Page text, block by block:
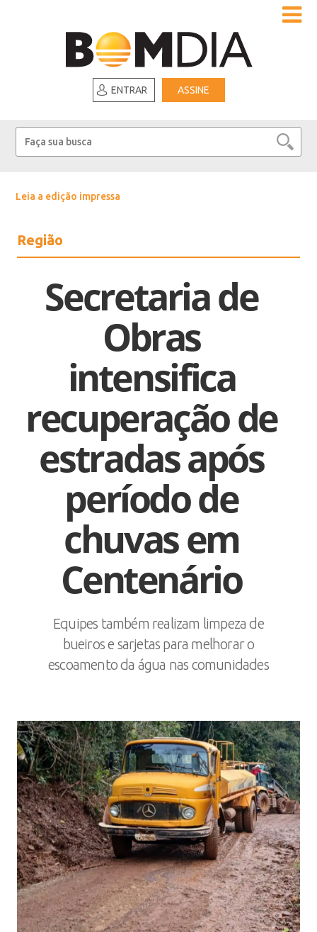
ENTRAR ASSINE
Leia a edição impressa
Região
Secretaria de
Obras
intensifica
recuperação de
estradas após
período de
chuvas em
Centenário
Equipes também realizam limpeza de
bueiros e sarjetas para melhorar o
escoamento da água nas comunidades